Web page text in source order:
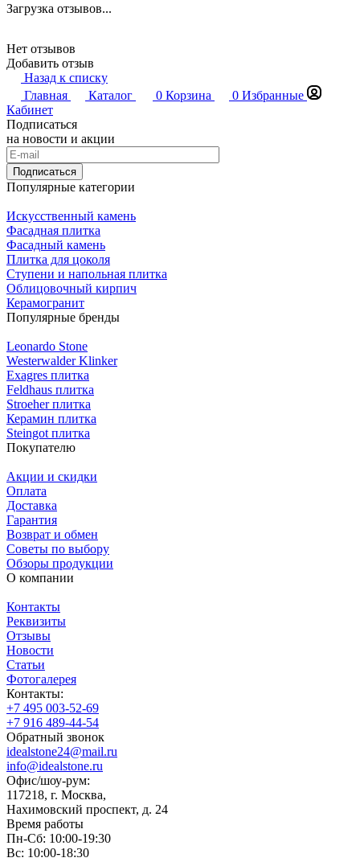
Загрузка отзывов...
Нет отзывов
Добавить отзыв
Назад к списку
Главная
Каталог 0 Корзина 0 Избранные
Кабинет
Подписаться
на новости и акции
Подписаться
Популярные категории
Искусственный камень
Фасадная плитка
Фасадный камень
Плитка для цоколя
Ступени и напольная плитка
Облицовочный кирпич
Керамогранит
Популярные бренды
Leonardo Stone
Westerwalder Klinker
Exagres плитка
Feldhaus плитка
Stroeher плитка
Керамин плитка
Steingot плитка
Покупателю
Акции и скидки
Оплата
Доставка
Гарантия
Возврат и обмен
Советы по выбору
Обзоры продукции
О компании
Контакты
Реквизиты
Отзывы
Новости
Статьи
Фотогалерея
Контакты:
+7 495 003-52-69
+7 916 489-44-54
Обратный звонок
idealstone24@mail.ru
info@idealstone.ru
Офис/шоу-рум:
117218, г. Москва,
Нахимовский проспект, д. 24
Время работы
Пн-Сб: 10:00-19:30
Вс: 10:00-18:30